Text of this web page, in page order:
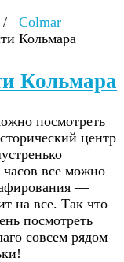
/
Colmar
Кольмара
Кольмара
посмотреть
центр
часов все можно
—
на все. Так что
посмотреть
совсем рядом